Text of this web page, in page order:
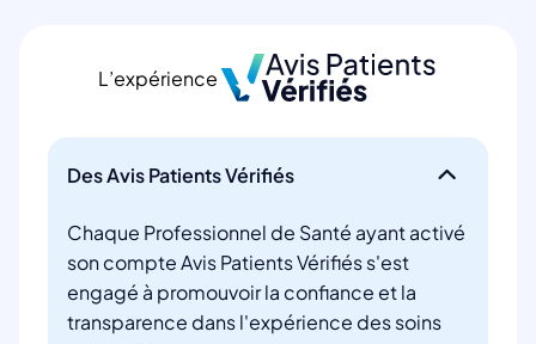
L’expérience
Des Avis Patients Vérifiés
Chaque Professionnel de Santé ayant activé
son compte Avis Patients Vérifiés s'est
engagé à promouvoir la confiance et la
transparence dans l'expérience des soins